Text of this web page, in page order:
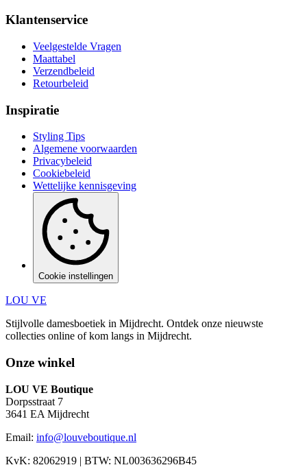
Klantenservice
Veelgestelde Vragen
Maattabel
Verzendbeleid
Retourbeleid
Inspiratie
Styling Tips
Algemene voorwaarden
Privacybeleid
Cookiebeleid
Wettelijke kennisgeving
Cookie instellingen
LOU VE
Stijlvolle damesboetiek in Mijdrecht. Ontdek onze nieuwste
collecties online of kom langs in Mijdrecht.
Onze winkel
LOU VE Boutique
Dorpsstraat 7
3641 EA Mijdrecht
Email: info@louveboutique.nl
KvK: 82062919 | BTW: NL003636296B45